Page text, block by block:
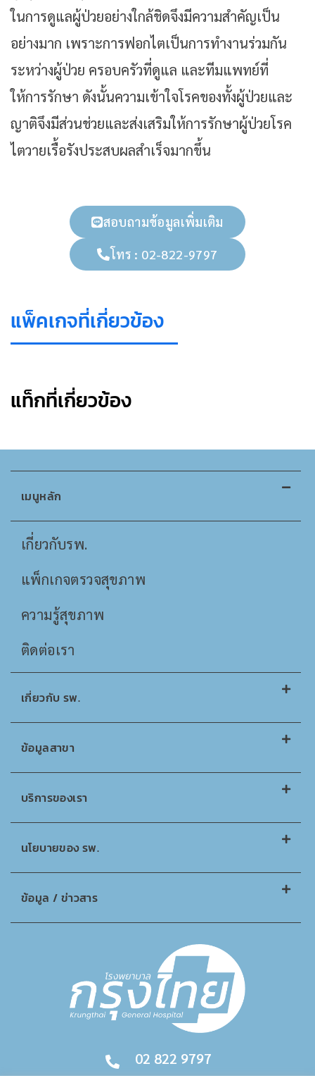
ในการดูแลผู้ป่วยอย่างใกล้ชิดจึงมีความสำคัญเป็น
อย่างมาก เพราะการฟอกไตเป็นการทำงานร่วมกัน
ระหว่างผู้ป่วย ครอบครัวที่ดูแล และทีมแพทย์ที่
ให้การรักษา ดังนั้นความเข้าใจโรคของทั้งผู้ป่วยและ
ญาติจึงมีส่วนช่วยและส่งเสริมให้การรักษาผู้ป่วยโรค
ไตวายเรื้อรังประสบผลสำเร็จมากขึ้น
สอบถามข้อมูลเพิ่มเติม
โทร : 02-822-9797
แพ็คเกจที่เกี่ยวข้อง
แท็กที่เกี่ยวข้อง
เมนูหลัก
เกี่ยวกับรพ.
แพ็กเกจตรวจสุขภาพ
ความรู้สุขภาพ
ติดต่อเรา
เกี่ยวกับ รพ.
ข้อมูลสาขา
บริการของเรา
นโยบายของ รพ.
ข้อมูล / ข่าวสาร
02 822 9797